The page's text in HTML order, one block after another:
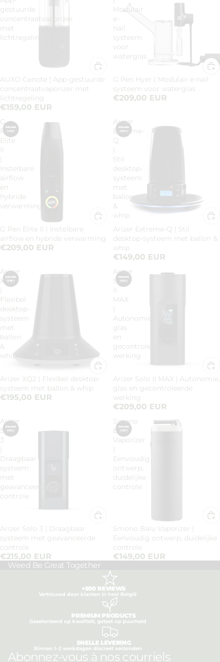
gestuurde
concentraatvaporizer
met
lichtregeling
AUXO Cenote | App-gestuurde
concentraatvaporizer met
lichtregeling
€159,00 EUR
Modulair
e-
nail
systeem
voor
waterglas
G Pen Hyer | Modulair e-nail
systeem voor waterglas
€209,00 EUR
G
Pen
Elite
Instelbare
airflow
en
hybride
verwarming
G Pen Elite II | Instelbare
airflow en hybride verwarming
€209,00 EUR
Arizer
Extreme-
Q
Stil
desktop-
systeem
met
ballon
&
whip
Arizer Extreme-Q | Stil
desktop-systeem met ballon &
whip
€149,00 EUR
Arizer
XQ2
Flexibel
desktop-
systeem
met
ballon
&
whip
Arizer XQ2 | Flexibel desktop-
systeem met ballon & whip
€195,00 EUR
Arizer
Solo
MAX
Autonomie,
glas
en
gecontroleerde
werking
Arizer Solo II MAX | Autonomie,
glas en gecontroleerde
werking
€209,00 EUR
Arizer
Solo
3
Draagbaar
systeem
met
geavanceerde
controle
Arizer Solo 3 | Draagbaar
systeem met geavanceerde
controle
€215,00 EUR
Smono
Balu
Vaporizer
Eenvoudig
ontwerp,
duidelijke
controle
Smono Balu Vaporizer |
Eenvoudig ontwerp, duidelijke
controle
€149,00 EUR
Weed Be Great Together
+500 REVIEWS
Vertrouwd door klanten in heel België
PREMIUM PRODUCTS
Geselecteerd op kwaliteit, getest op puurheid
SNELLE LEVERING
Binnen 1–2 werkdagen discreet verzonden
Abonnez-vous à nos courriels
Politique de confidentialité